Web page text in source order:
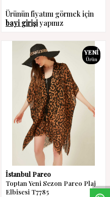
WhasappDesteHatt
Ürünün fiyatını görmek için
bayi girişiyapınız
YENI
Ürün
İstanbul Pareo
Toptan Yeni Sezon Pareo Plaj
Elbisesi T7785